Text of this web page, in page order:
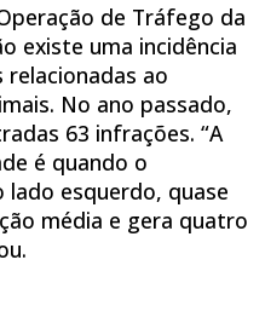
de Tráfego da
existe uma incidência
ao
No ano passado,
63 infrações. “A
é quando o
esquerdo, quase
média e gera quatro